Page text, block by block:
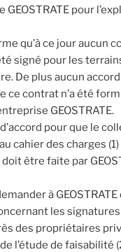
pour
qu’à ce jour aucun
signé pour les
De plus aucun
ce contrat n’a été
GEOSTRATE.
pour que le
cahier des charges (1)
être faite par
à
les
des propriétaires
l’étude de faisabilité